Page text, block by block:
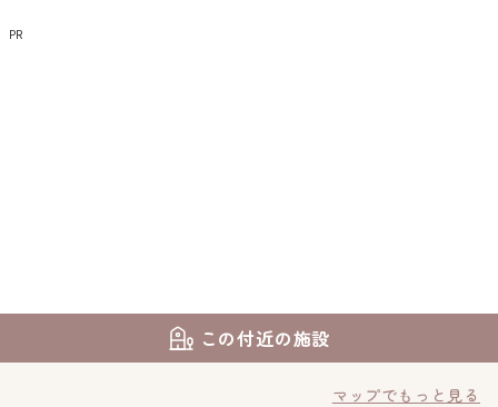
PR
この付近の施設
マップでもっと見る